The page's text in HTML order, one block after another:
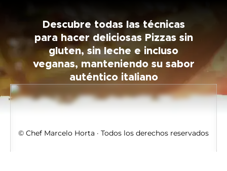
Descubre todas las técnicas
para hacer deliciosas Pizzas sin
gluten, sin leche e incluso
veganas, manteniendo su sabor
auténtico italiano
© Chef Marcelo Horta · Todos los derechos reservados